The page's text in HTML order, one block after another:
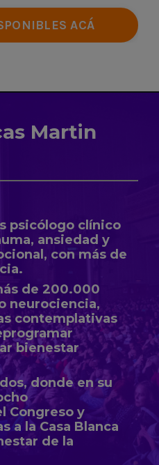
ACÁ
Martin
psicólogo clínico
ansiedad y
con más de
de 200.000
neurociencia,
contemplativas
bienestar
donde en su
Congreso y
a la Casa Blanca
de la